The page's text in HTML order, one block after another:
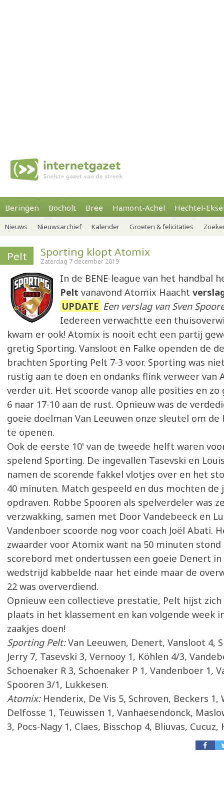
Beringen Bocholt Bree Hamont-Achel Hechtel-
Nieuws Nieuwsarchief Kalender Groeten & felicitaties
Pelt Sporting klopt Atomix
Zaterdag 7 december 2019
In de BENE-league van het handbal
Pelt vanavond Atomix Haacht
UPDATE Een verslag van Sven
Iedereen verwachtte een
kwam er ook! Atomix is nooit echt een partij
gretig Sporting. Vansloot en Falke openden de
brachten Sporting Pelt 7-3 voor. Sporting was
rustig aan te doen en ondanks flink verweer van
verder uit. Het scoorde vanop alle posities en zo
6 naar 17-10 aan de rust. Opnieuw was de
goeie doelman Van Leeuwen onze sleutel om de
te openen.
Ook de eerste 10' van de tweede helft waren
spelend Sporting. De ingevallen Tasevski en
namen de scorende fakkel vlotjes over en het
40 minuten. Match gespeeld en dus mochten de
opdraven. Robbe Spooren als spelverdeler was
verzwakking, samen met Door Vandebeeck en
Vandenboer scoorde nog voor coach Joël Abati.
zwaarder voor Atomix want na 50 minuten stond
scorebord met ondertussen een goeie Denert in
wedstrijd kabbelde naar het einde maar de
22 was oververdiend.
Opnieuw een collectieve prestatie, Pelt hijst zich
plaats in het klassement en kan volgende week
zaakjes doen!
Sporting Pelt:Van Leeuwen, Denert, Vansloot 4,
Jerry 7, Tasevski 3, Vernooy 1, Köhlen 4/3,
Schoenaker R 3, Schoenaker P 1, Vandenboer 1,
Spooren 3/1, Lukkesen.
Atomix: Henderix, De Vis 5, Schroven, Beckers 1,
Delfosse 1, Teuwissen 1, Vanhaesendonck,
3, Pocs-Nagy 1, Claes, Bisschop 4, Bliuvas, Cucuz,